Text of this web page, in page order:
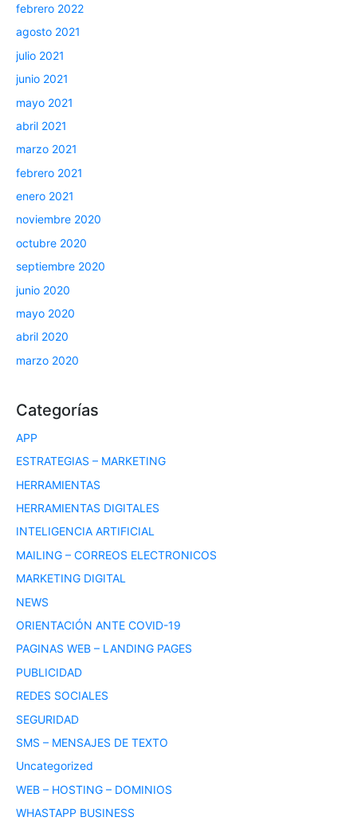
febrero 2022
agosto 2021
julio 2021
junio 2021
mayo 2021
abril 2021
marzo 2021
febrero 2021
enero 2021
noviembre 2020
octubre 2020
septiembre 2020
junio 2020
mayo 2020
abril 2020
marzo 2020
Categorías
APP
ESTRATEGIAS – MARKETING
HERRAMIENTAS
HERRAMIENTAS DIGITALES
INTELIGENCIA ARTIFICIAL
MAILING – CORREOS ELECTRONICOS
MARKETING DIGITAL
NEWS
ORIENTACIÓN ANTE COVID-19
PAGINAS WEB – LANDING PAGES
PUBLICIDAD
REDES SOCIALES
SEGURIDAD
SMS – MENSAJES DE TEXTO
Uncategorized
WEB – HOSTING – DOMINIOS
WHASTAPP BUSINESS